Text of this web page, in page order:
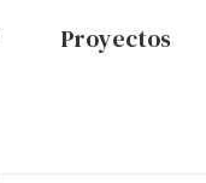
Proyectos